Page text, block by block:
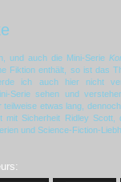
und auch die Mini-Serie
Fiktion enthält, so ist das
ich auch hier nicht
Serie sehen und
etwas lang,
mit Sicherheit Ridley
und Science-Fiction-